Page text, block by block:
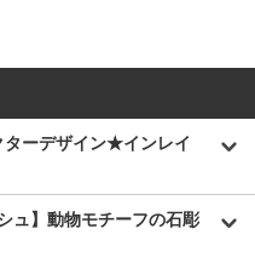
ーデザイン★インレイ
ュ】動物モチーフの石彫